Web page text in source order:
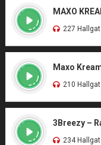
MAXO
227 Hallgat
Maxo
210 Hallgat
3Breezy –
234 Hallgat